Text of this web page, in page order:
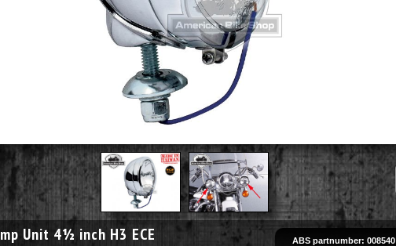
Unit 4½ inch H3 ECE ABS partnumber: 008540